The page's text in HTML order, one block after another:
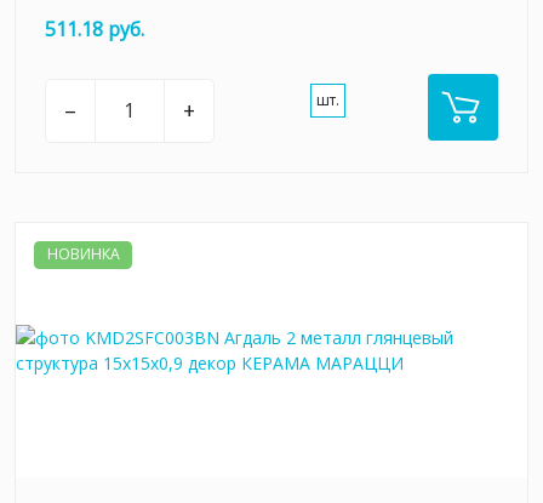
511.18 руб.
– + шт.
НОВИНКА